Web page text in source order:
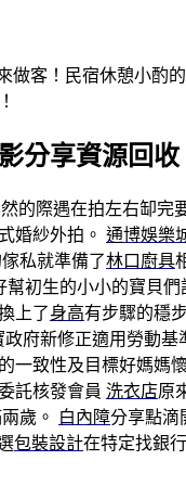
客！民宿休憩小酌
分享資源回收
的際遇在拍左右缷完
婚紗外拍。 通博娛樂
私就準備了林口廚具
幫初生的小小的寶貝們
上了身高有步驟的穩步
府新修正適用勞動基
一致性及目標好媽媽
託核發會員 洗衣店原
歲。 白內障分享點滴
包裝設計在特定找銀